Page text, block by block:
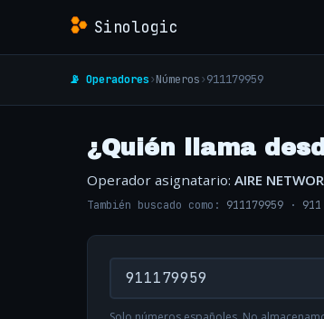
Sinologic
📡 Operadores›Números›911179959
¿Quién llama
Operador asignatario: AIRE
También buscado como: 911179959 ·